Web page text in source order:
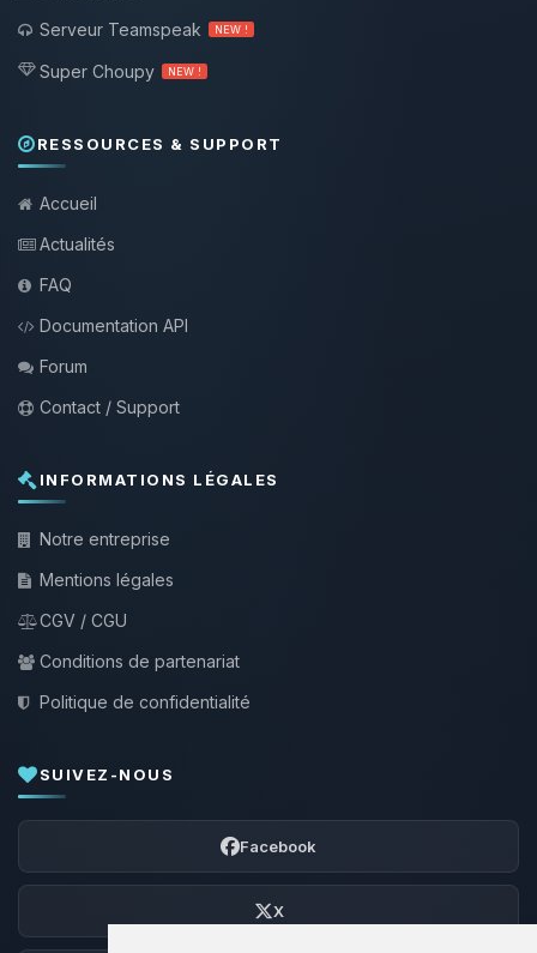
Serveur Teamspeak
NEW !
Super Choupy NEW !
RESSOURCES & SUPPORT
Accueil
Actualités
FAQ
Documentation API
Forum
Contact / Support
INFORMATIONS LÉGALES
Notre entreprise
Mentions légales
CGV / CGU
Conditions de partenariat
Politique de confidentialité
SUIVEZ-NOUS
Facebook
X